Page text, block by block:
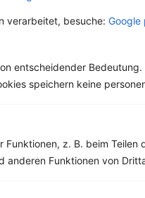
verarbeitet, besuche: Google
entscheidender Bedeutung.
speichern keine
z. B. beim Teilen
anderen Funktionen von
Shop
invikoo.